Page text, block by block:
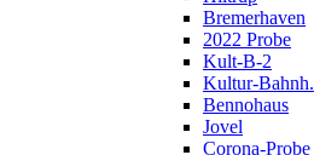
Bremerhaven
2022 Probe
Kult-B-2
Kultur-Bahnh.
Bennohaus
Jovel
Corona-Probe